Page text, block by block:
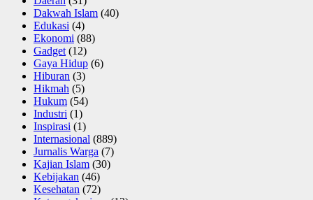
Dakwah Islam (40)
Edukasi (4)
Ekonomi (88)
Gadget (12)
Gaya Hidup (6)
Hiburan (3)
Hikmah (5)
Hukum (54)
Industri (1)
Inspirasi (1)
Internasional (889)
Jurnalis Warga (7)
Kajian Islam (30)
Kebijakan (46)
Kesehatan (72)